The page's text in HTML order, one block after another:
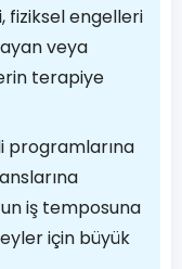
fiziksel engelleri
veya
terapiye
programlarına
iş temposuna
için büyük